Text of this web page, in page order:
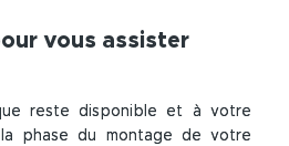
vous assister
reste disponible et à votre
phase du montage de votre